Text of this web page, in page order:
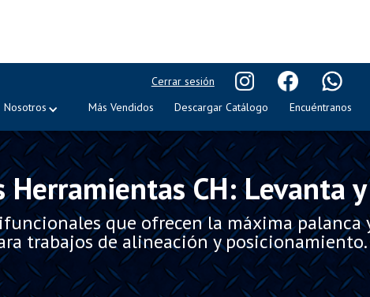
Cerrar sesión
Nosotros Más Vendidos Descargar Catálogo Encuéntranos
Herramientas CH: Levanta
que ofrecen la máxima palanca
trabajos de alineación y posicionamiento.